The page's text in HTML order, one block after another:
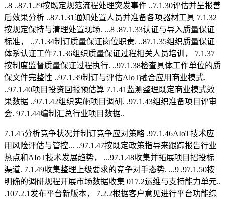
..8 ..87.1.29按既定规范流程处理突发事件 ..7.1.30评估并呈报善
后效果分析 ..87.1.31通知处置人员并准备各项器材工具 7.1.32
按规定保持与清理处置现场. ...8 .87.1.33认证与导入质量保证
标准， ..7.1.34制订质量保证岗位职责. ..87.1.35组织质量保证
体系认证工作7.1.36组织质量保证过程相关人员培训， 7.1.37
按制度监督质量保证过程执行. ..97.1.38检查具体工作单位的质
保文件完整性 ..97.1.39制订与评估AloT融合应用商业模式.
..97.1.40项目投资回报预估算 7.1.41监测整理既定商业模式效
果数据 ..97.1.42组织实施项目调研. .97.1.43组织准备项目评审
会. 97.1.44编制汇总行业项目数据..
7.1.45分析竞争状况并制订竞争应对策略 .97.1.46AIoT技术应
用风险评估与管控... ..97.1.47按既定政策指导来跟踪报告行业
热点和AIoT技术发展趋势， ...97.1.48收集并拓展项目招投标
渠道. 7.1.49收集整理上级要求的竞争对手态势. ...9 .97.1.50按
明确的调研规程开展市场数据收集 017.2运维与支持能力单元..
.107.2.1发布平台新版本， 7.2.2根据客户意见进行平台功能综